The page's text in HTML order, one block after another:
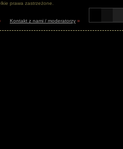
prawa zastrzeżone.
Kontakt z nami / moderatorzy »